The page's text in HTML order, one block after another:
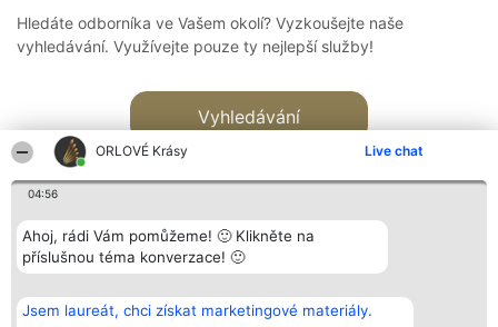
ORLOVÉ Krásy Live chat
04:56
Ahoj, rádi Vám pomůžeme! 🙂 Klikněte na
příslušnou téma konverzace! 🙂
Jsem laureát, chci získat marketingové materiály.
Hledáte odborníka ve Vašem okolí? Vyzkoušejte naše
vyhledávání. Využívejte pouze ty nejlepší služby!
Vyhledávání
Bright Side Solutions sp. z o.
o. sp. k.
Vítězové
Seznam všech
Kontakt